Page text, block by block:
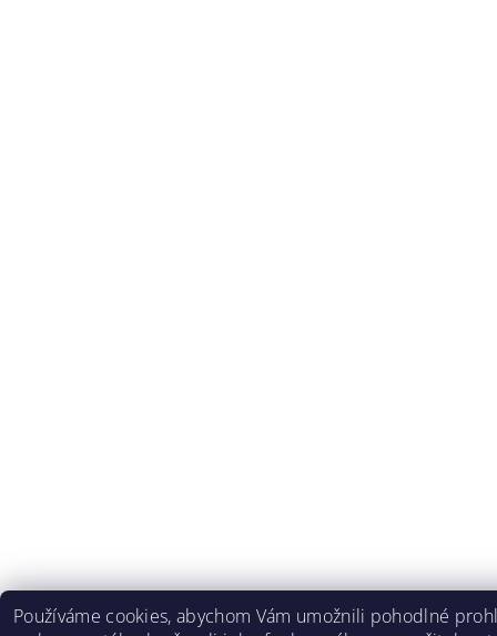
Používáme cookies, abychom Vám umožnili pohodlné